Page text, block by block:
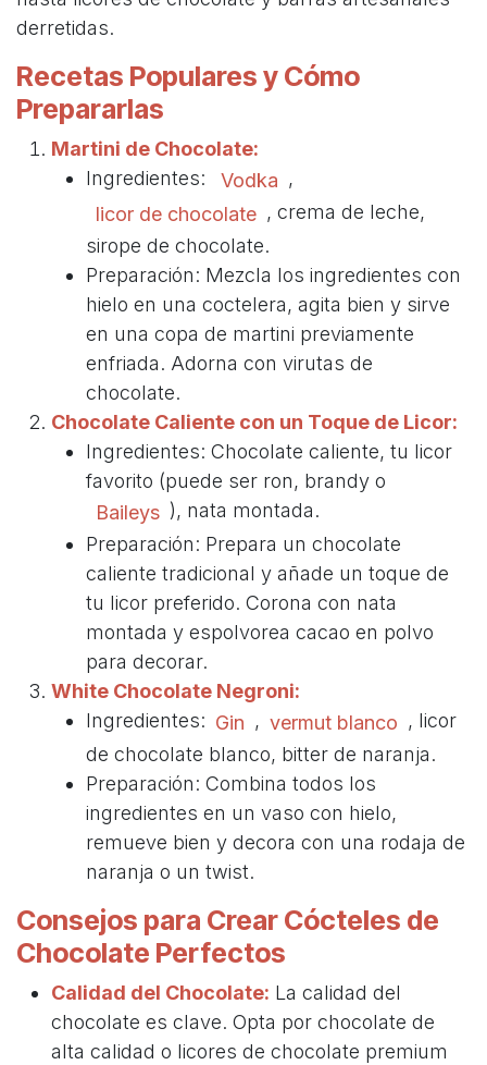
derretidas.
Recetas Populares y Cómo
Prepararlas
Martini de Chocolate:
Ingredientes:
Vodka ,
licor de chocolate , crema de leche,
sirope de chocolate.
Preparación: Mezcla los ingredientes con
hielo en una coctelera, agita bien y sirve
en una copa de martini previamente
enfriada. Adorna con virutas de
chocolate.
Chocolate Caliente con un Toque de Licor:
Ingredientes: Chocolate caliente, tu licor
favorito (puede ser ron, brandy o
Baileys ), nata montada.
Preparación: Prepara un chocolate
caliente tradicional y añade un toque de
tu licor preferido. Corona con nata
montada y espolvorea cacao en polvo
para decorar.
White Chocolate Negroni:
Ingredientes: Gin , vermut blanco , licor
de chocolate blanco, bitter de naranja.
Preparación: Combina todos los
ingredientes en un vaso con hielo,
remueve bien y decora con una rodaja de
naranja o un twist.
Consejos para Crear Cócteles de
Chocolate Perfectos
Calidad del Chocolate: La calidad del
chocolate es clave. Opta por chocolate de
alta calidad o licores de chocolate premium